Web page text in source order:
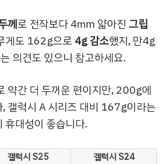
께로 전작보다 4mm 얇아진 그립
게도 162g으로 4g 감소했지, 만4g
의견도 있으니 참고하세요.
약간 더 두꺼운 편이지만, 200g에
갤럭시 A 시리즈 대비 167g이라는
휴대성이 좋습니다.
갤럭시 S25
갤럭시 S24